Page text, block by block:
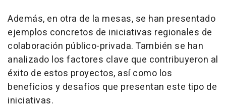
Además, en otra de la mesas, se han presentado
ejemplos concretos de iniciativas regionales de
colaboración público-privada. También se han
analizado los factores clave que contribuyeron al
éxito de estos proyectos, así como los
beneficios y desafíos que presentan este tipo de
iniciativas.